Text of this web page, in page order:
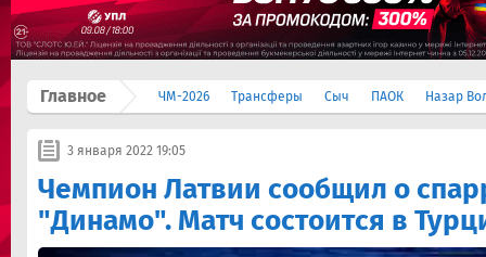
Главное ЧМ-2026 Трансферы Сыч ПАОК Назар
3 января 2022 19:05
Чемпион Латвии сообщил о
"Динамо". Матч состоится в